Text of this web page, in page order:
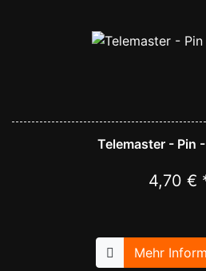
Telemaster - Pin
4,70 €
Mehr